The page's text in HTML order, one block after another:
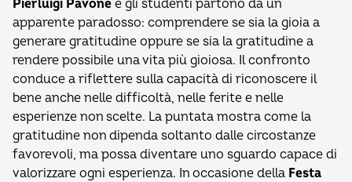
Pierluigi Pavone e gli studenti partono da un
apparente paradosso: comprendere se sia la gioia a
generare gratitudine oppure se sia la gratitudine a
rendere possibile una vita più gioiosa. Il confronto
conduce a riflettere sulla capacità di riconoscere il
bene anche nelle difficoltà, nelle ferite e nelle
esperienze non scelte. La puntata mostra come la
gratitudine non dipenda soltanto dalle circostanze
favorevoli, ma possa diventare uno sguardo capace di
valorizzare ogni esperienza. In occasione della Festa